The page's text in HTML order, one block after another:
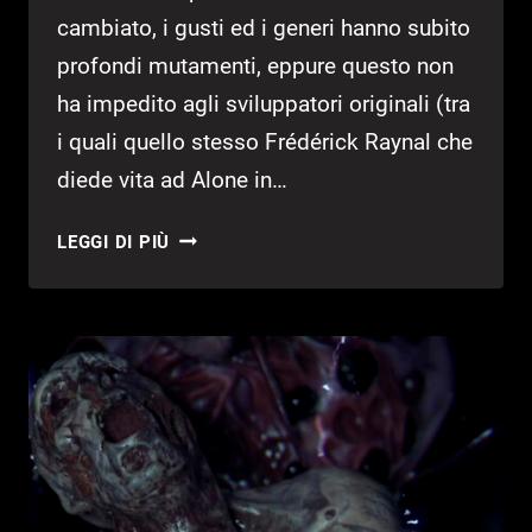
cambiato, i gusti ed i generi hanno subito
profondi mutamenti, eppure questo non
ha impedito agli sviluppatori originali (tra
i quali quello stesso Frédérick Raynal che
diede vita ad Alone in…
LEGGI DI PIÙ LITTLE
ADVENTURE:
LO
STILE
ARTISTICO